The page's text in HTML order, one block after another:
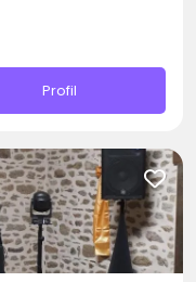
Profil